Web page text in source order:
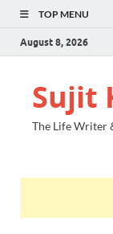
TOP MENU
August 8, 2026
Sujit
The Life Writer